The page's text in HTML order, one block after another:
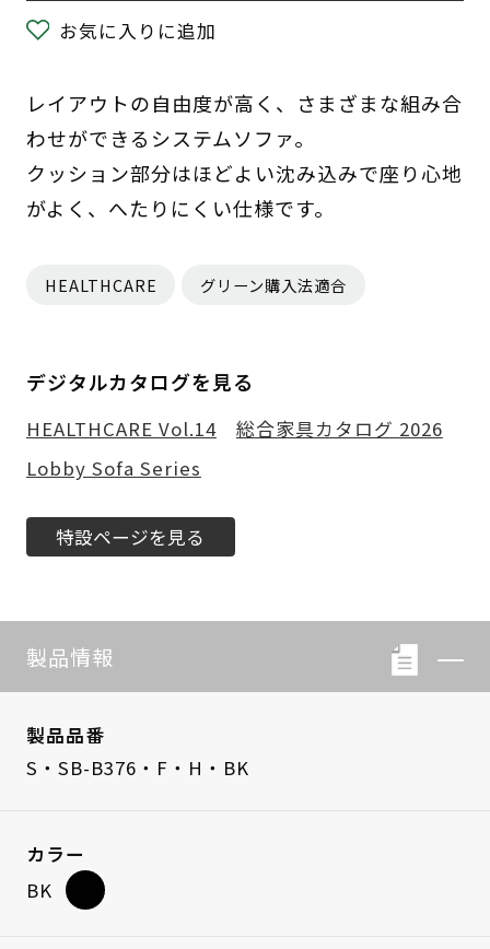
お気に入りに追加
レイアウトの自由度が高く、さまざまな組み合
わせができるシステムソファ。
クッション部分はほどよい沈み込みで座り心地
がよく、へたりにくい仕様です。
HEALTHCARE グリーン購入法適合
デジタルカタログを見る
HEALTHCARE Vol.14
総合家具カタログ 2026
Lobby Sofa Series
特設ページを見る
製品情報
製品品番
S・SB-B376・F・H・BK
カラー
BK